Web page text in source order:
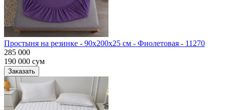
Простыня на резинке - 90x200x25 cм - Фиолетовая - 11270
285 000
190 000 сум
Заказать